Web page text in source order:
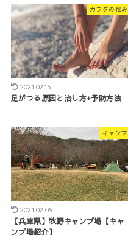
カラダの悩み
2021.02.15
足がつる原因と治し方+予防方法
キャンプ
2021.02.09
【兵庫県】牧野キャンプ場【キャ
ンプ場紹介】